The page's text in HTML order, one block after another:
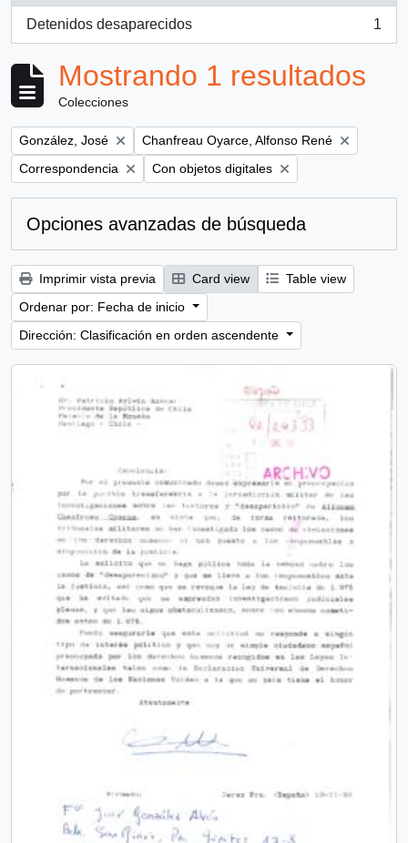
Detenidos desaparecidos
, 1 resultados
1
Mostrando 1 resultados
Colecciones
Remove filter:
González, José Remove filter:
Chanfreau Oyarce, Alfonso René
Remove filter:
Correspondencia Remove filter:
Con objetos digitales
Opciones avanzadas de búsqueda
Imprimir vista previa Card view
Table view
Ordenar por: Fecha de inicio
Dirección: Clasificación en orden ascendente